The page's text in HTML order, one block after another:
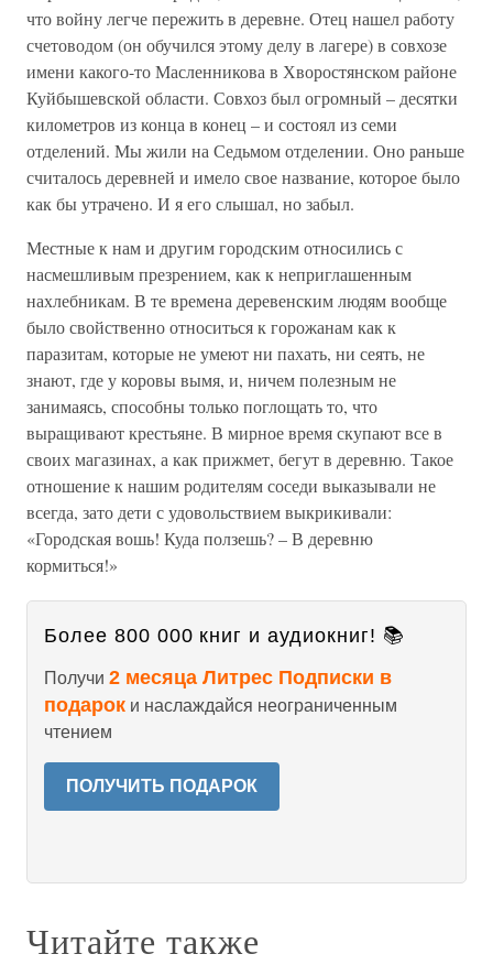
что войну легче пережить в деревне. Отец нашел работу
счетоводом (он обучился этому делу в лагере) в совхозе
имени какого-то Масленникова в Хворостянском районе
Куйбышевской области. Совхоз был огромный – десятки
километров из конца в конец – и состоял из семи
отделений. Мы жили на Седьмом отделении. Оно раньше
считалось деревней и имело свое название, которое было
как бы утрачено. И я его слышал, но забыл.
Местные к нам и другим городским относились с
насмешливым презрением, как к неприглашенным
нахлебникам. В те времена деревенским людям вообще
было свойственно относиться к горожанам как к
паразитам, которые не умеют ни пахать, ни сеять, не
знают, где у коровы вымя, и, ничем полезным не
занимаясь, способны только поглощать то, что
выращивают крестьяне. В мирное время скупают все в
своих магазинах, а как прижмет, бегут в деревню. Такое
отношение к нашим родителям соседи выказывали не
всегда, зато дети с удовольствием выкрикивали:
«Городская вошь! Куда ползешь? – В деревню
кормиться!»
Более 800 000 книг и аудиокниг! 📚
Получи 2 месяца Литрес Подписки в
подарок и наслаждайся неограниченным
чтением
ПОЛУЧИТЬ ПОДАРОК
Читайте также